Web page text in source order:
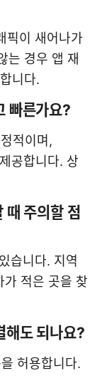
픽이 새어나가
는 경우 앱 재
니다.
빠른가요?
적이며,
공합니다. 상
때 주의할 점
습니다. 지역
가 적은 곳을 찾
해도 되나요?
허용합니다.